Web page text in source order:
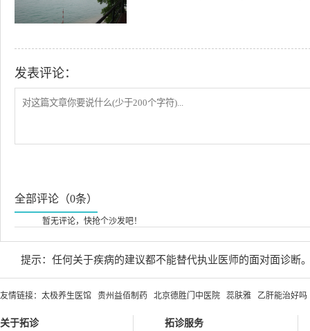
发表评论：
全部评论（0条）
暂无评论，快抢个沙发吧！
提示：任何关于疾病的建议都不能替代执业医师的面对面诊断
友情链接： 太极养生医馆 贵州益佰制药 北京德胜门中医院 蕊肤雅 乙肝能治好吗
关于拓诊 拓诊服务